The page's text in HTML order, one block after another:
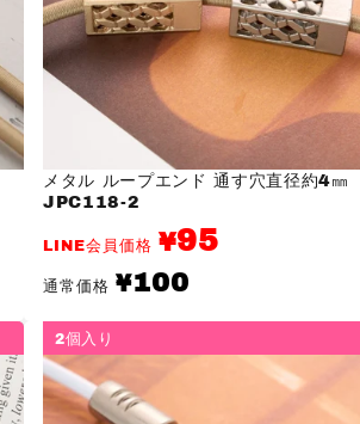
メタル ループエンド 通す穴直径約4㎜
JPC118-2
LINE会員価格 ¥95
通常価格
通
常
¥100
2個入り